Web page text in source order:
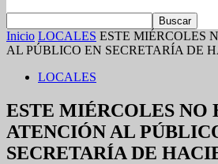
Inicio LOCALES ESTE MIÉRCOLES
AL PÚBLICO EN SECRETARÍA DE
LOCALES
ESTE MIÉRCOLES NO
ATENCIÓN AL
SECRETARÍA DE